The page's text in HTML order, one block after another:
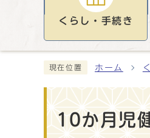
くらし・手続き
現在位置 ホーム
10か月児